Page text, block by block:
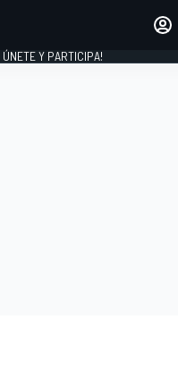
ÚNETE Y PARTICIPA!